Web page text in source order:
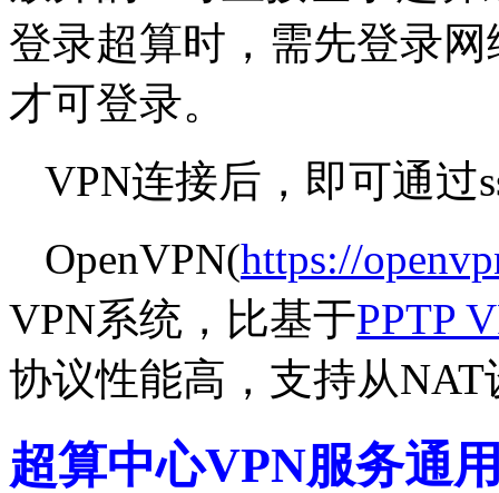
登录超算时，需先登录
才可登录。
VPN连接后，即可通过
OpenVPN(https://
VPN系统，比基于PPTP
协议性能高，支持从
超算中心VPN服务通